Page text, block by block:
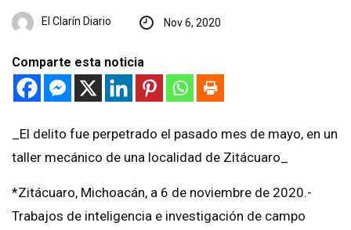
El Clarín Diario Nov 6, 2020
Comparte esta noticia
_El delito fue perpetrado el pasado mes de mayo, en un
taller mecánico de una localidad de Zitácuaro_
*Zitácuaro, Michoacán, a 6 de noviembre de 2020.-
Trabajos de inteligencia e investigación de campo